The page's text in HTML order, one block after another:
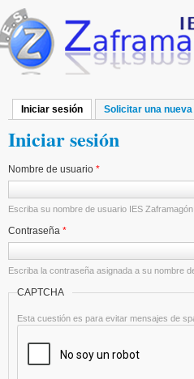
Solapas principales
Iniciar sesión (solapa activa)
Solicitar una
Iniciar sesión
Nombre de usuario *
Escriba su nombre de usuario IES Zaframagón.
Contraseña *
Escriba la contraseña asignada a su nombre
CAPTCHA
Esta cuestión es para evitar mensajes de